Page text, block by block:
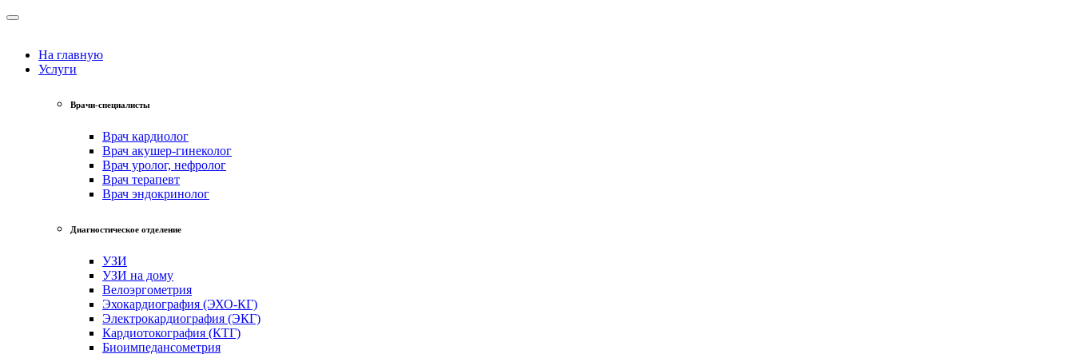
На главную
Услуги
Врачи-специалисты
Врач кардиолог
Врач акушер-гинеколог
Врач уролог, нефролог
Врач терапевт
Врач эндокринолог
Диагностическое отделение
УЗИ
УЗИ на дому
Велоэргометрия
Эхокардиография (ЭХО-КГ)
Электрокардиография (ЭКГ)
Кардиотокография (КТГ)
Биоимпедансометрия